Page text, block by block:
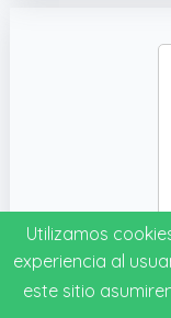
Utilizamos
experiencia al
este sitio